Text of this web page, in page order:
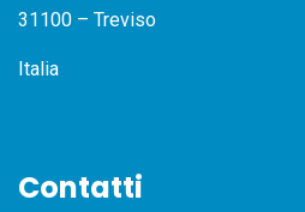
31100 – Treviso
Italia
Contatti